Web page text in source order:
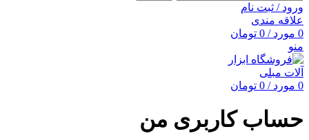
ورود / ثبت نام
علاقه مندی
0 مورد /
0 تومان
منو
0 مورد /
0 تومان
حساب کاربری من